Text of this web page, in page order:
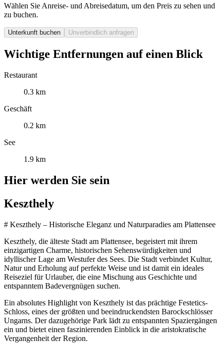
Wählen Sie Anreise- und Abreisedatum, um den Preis zu sehen und
zu buchen.
Unterkunft buchen Unverbindlich anfragen
Wichtige Entfernungen auf einen Blick
Restaurant
0.3 km
Geschäft
0.2 km
See
1.9 km
Hier werden Sie sein
Keszthely
# Keszthely – Historische Eleganz und Naturparadies am Plattensee
Keszthely, die älteste Stadt am Plattensee, begeistert mit ihrem
einzigartigen Charme, historischen Sehenswürdigkeiten und
idyllischer Lage am Westufer des Sees. Die Stadt verbindet Kultur,
Natur und Erholung auf perfekte Weise und ist damit ein ideales
Reiseziel für Urlauber, die eine Mischung aus Geschichte und
entspanntem Badevergnügen suchen.
Ein absolutes Highlight von Keszthely ist das prächtige Festetics-
Schloss, eines der größten und beeindruckendsten Barockschlösser
Ungarns. Der dazugehörige Park lädt zu entspannten Spaziergängen
ein und bietet einen faszinierenden Einblick in die aristokratische
Vergangenheit der Region.